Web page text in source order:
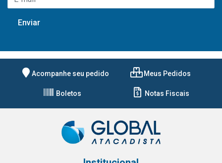
Acompanhe seu pedido Meus Pedidos
Boletos Notas Fiscais